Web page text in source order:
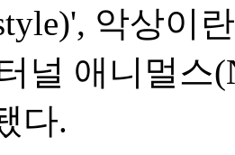
악상이
널 애니멀스
다.